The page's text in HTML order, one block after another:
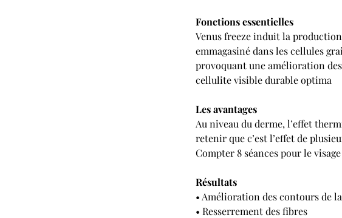
Fonctions essentielles
Venus freeze induit la
emmagasiné dans les cellules
provoquant une amélioration
cellulite visible durable optima
Les avantages
Au niveau du derme, l’effet
retenir que c’est l’effet de
Compter 8 séances pour le
Résultats
• Amélioration des contours de
• Resserrement des fibres